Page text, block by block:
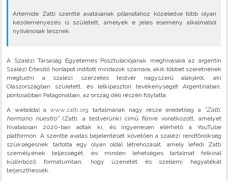
Artemide Zatti szentté avatásának pillanatához közeledve több olyan
kezdeményezés is született, amelyek e jeles esemény alkalmából
nyilvánosak lesznek.
A Szalézi Társaság Egyetemes Posztulációjának meghívására az argentin
Szalézi Értesítő honlapot indított mindazok számára, akik többet szeretnének
megtudni a szalézi szerzetes testvér nagyszerű alakjáról, aki
Olaszországban született, és lelkipásztori tevékenységét Argentínában,
pontosabban Patagóniában, az ország déli részén folytatta.
A weboldal awww.zatti.org tartalmának nagy része eredetileg a
"Zatti,
hermano nuestro"(Zatti, a testvérünk) című filmre vonatkozott, amelyet
hivatalosan 2020-ban adtak ki, és ingyenesen elérhető a YouTube
platformon. A szentté avatás bejelentését követően a szalézi rendfőnökség
szükségesnek tartotta egy olyan oldal létrehozását, amely lefedi Zatti
személyének teljességét, és minden lehetséges tartalmat felkínál
különböző formátumban, hogy üzenetét és szellemi hagyatékát
terjeszthessék.